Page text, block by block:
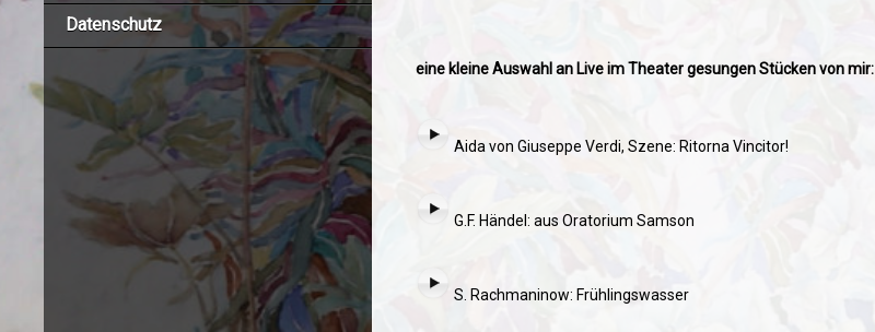
Datenschutz
eine kleine Auswahl an Live im Theater gesungen Stücken von mir:
Aida von Giuseppe Verdi, Szene: Ritorna Vincitor!
G.F. Händel: aus Oratorium Samson
S. Rachmaninow: Frühlingswasser